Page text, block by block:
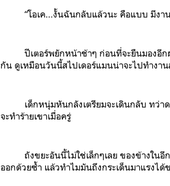
“โอเค...งั้นฉันกลับแล้วนะ คือแบบ มีงา
ปีเตอร์พยักหน้าช้าๆ ก่อนที่จะยืนมองอีก
กัน ดูเหมือนวันนี้สไปเดอร์แมนน่าจะไปทำงา
เด็กหนุ่มหันกลังเตรียมจะเดินกลับ ทว่า
จะทำร้ายเขาเมื่อครู่
ถังขยะอันนี้ไม่ใช่เล็กๆเลย ของข้างใ
ออกด้วยซ้ำ แล้วทำไมมันถึงกระเด็นมาแรงไ